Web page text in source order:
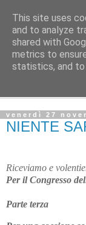
POLITICA
venerdì 27
NIENTE
Riceviamo e
Per il Congresso
Parte terza
This site uses
and to analyze
shared with
metrics to
statistics, and to